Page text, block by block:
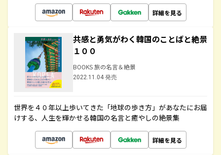
詳細を見る
共感と勇気がわく韓国のことばと絶景
１００
BOOKS 旅の名言＆絶景
2022.11.04 発売
世界を４０年以上歩いてきた「地球の歩き方」があなたにお届
けする、人生を輝かせる韓国の名言と癒やしの絶景集
詳細を見る